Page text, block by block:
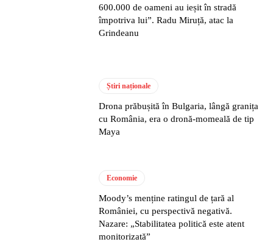
600.000 de oameni au ieșit în stradă
împotriva lui”. Radu Miruță, atac la
Grindeanu
Știri naționale
Drona prăbușită în Bulgaria, lângă granița
cu România, era o dronă-momeală de tip
Maya
Economie
Moody’s menține ratingul de țară al
României, cu perspectivă negativă.
Nazare: „Stabilitatea politică este atent
monitorizată”